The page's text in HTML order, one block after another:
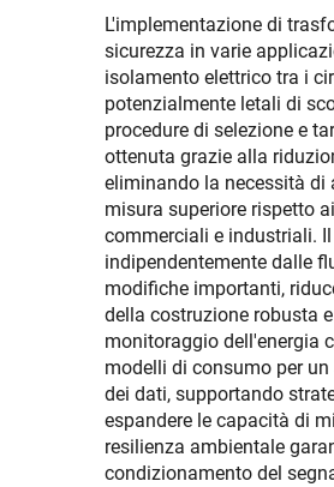
L'implementazione di
sicurezza in varie
isolamento elettrico tra i
potenzialmente letali di
procedure di selezione e
ottenuta grazie alla
eliminando la necessità di
misura superiore rispetto
commerciali e industriali.
indipendentemente dalle
modifiche importanti,
della costruzione robusta
monitoraggio dell'energia
modelli di consumo per
dei dati, supportando
espandere le capacità di
resilienza ambientale
condizionamento del